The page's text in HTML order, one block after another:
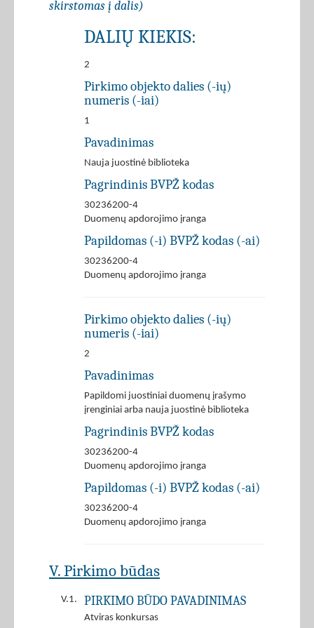
skirstomas į dalis)
DALIŲ KIEKIS:
2
Pirkimo objekto dalies (-ių)
numeris (-iai)
1
Pavadinimas
Nauja juostinė biblioteka
Pagrindinis BVPŽ kodas
30236200-4
Duomenų apdorojimo įranga
Papildomas (-i) BVPŽ kodas (-ai)
30236200-4
Duomenų apdorojimo įranga
Pirkimo objekto dalies (-ių)
numeris (-iai)
2
Pavadinimas
Papildomi juostiniai duomenų įrašymo
įrenginiai arba nauja juostinė biblioteka
Pagrindinis BVPŽ kodas
30236200-4
Duomenų apdorojimo įranga
Papildomas (-i) BVPŽ kodas (-ai)
30236200-4
Duomenų apdorojimo įranga
V. Pirkimo būdas
V.1. PIRKIMO BŪDO PAVADINIMAS
Atviras konkursas